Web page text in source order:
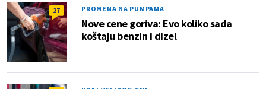
27 PROMENA NA PUMPAMA
Nove cene goriva: Evo koliko sada
koštaju benzin i dizel